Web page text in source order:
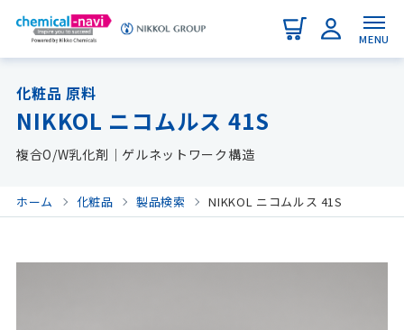
MENU
化粧品 原料
NIKKOL ニコムルス 41S
複合O/W乳化剤｜ゲルネットワーク構造
ホーム 化粧品 製品検索 NIKKOL ニコムルス 41S